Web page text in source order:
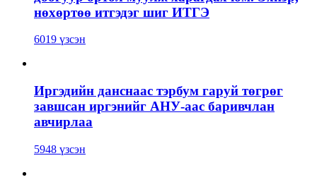
нөхөртөө итгэдэг шиг ИТГЭ
6019 үзсэн
Иргэдийн данснаас тэрбум гаруй төгрөг
завшсан иргэнийг АНУ-аас баривчлан
авчирлаа
5948 үзсэн